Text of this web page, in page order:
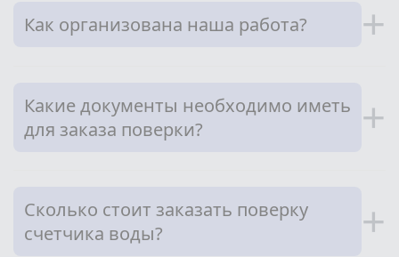
Как организована наша работа? +
Какие документы необходимо иметь
для заказа поверки?
+
Сколько стоит заказать поверку
счетчика воды?
+